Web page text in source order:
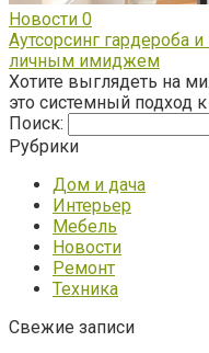
Новости 0
Аутсорсинг гардероба
личным имиджем
Хотите выглядеть на
это системный подход
Поиск:
Рубрики
Дом и дача
Интерьер
Мебель
Новости
Ремонт
Техника
Свежие записи